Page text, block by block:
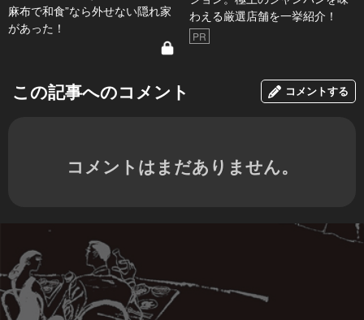
麻布で和食”なら外せない隠れ家
があった！
わえる厳選店舗を一挙紹介！
PR
この記事へのコメント コメントする
コメントはまだありません。